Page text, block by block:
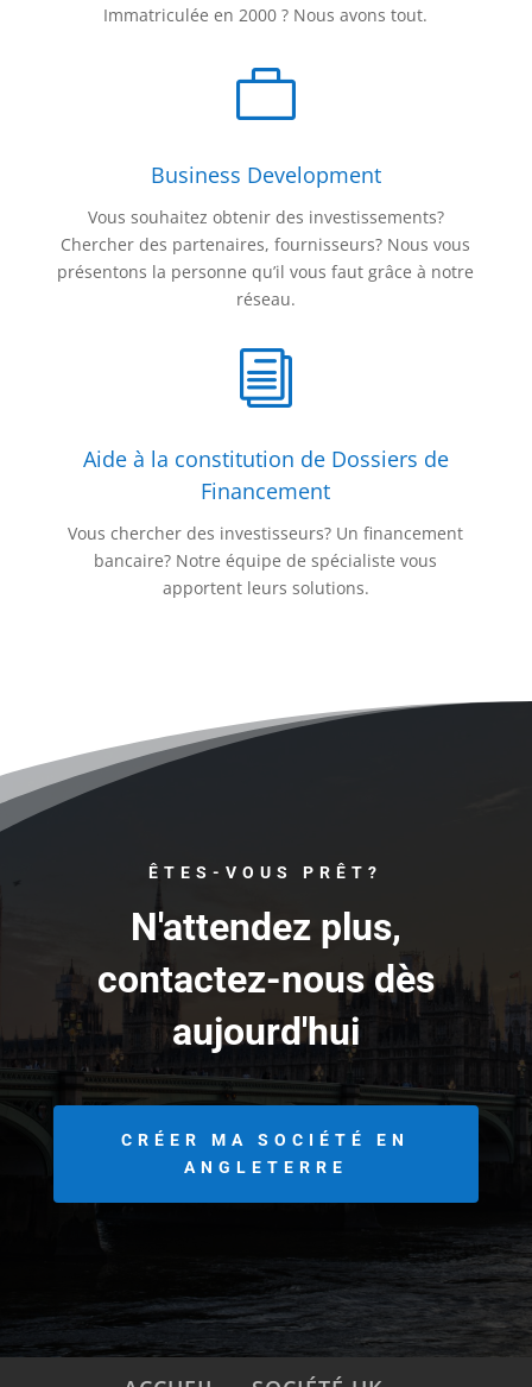
Immatriculée en 2000 ? Nous avons tout.

Business Development
Vous souhaitez obtenir des investissements?
Chercher des partenaires, fournisseurs? Nous vous
présentons la personne qu’il vous faut grâce à notre
réseau.
i
Aide à la constitution de Dossiers de
Financement
Vous chercher des investisseurs? Un financement
bancaire? Notre équipe de spécialiste vous
apportent leurs solutions.
ÊTES-VOUS PRÊT?
N'attendez plus,
contactez-nous dès
aujourd'hui
CRÉER MA SOCIÉTÉ EN
ANGLETERRE